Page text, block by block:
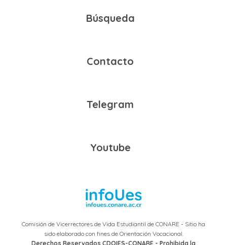
Búsqueda
Contacto
Telegram
Youtube
Comisión de Vicerrectores de Vida Estudiantil de CONARE - Sitio ha
sido elaborado con fines de Orientación Vocacional.
Derechos Reservados CDOIES-CONARE - Prohibida la